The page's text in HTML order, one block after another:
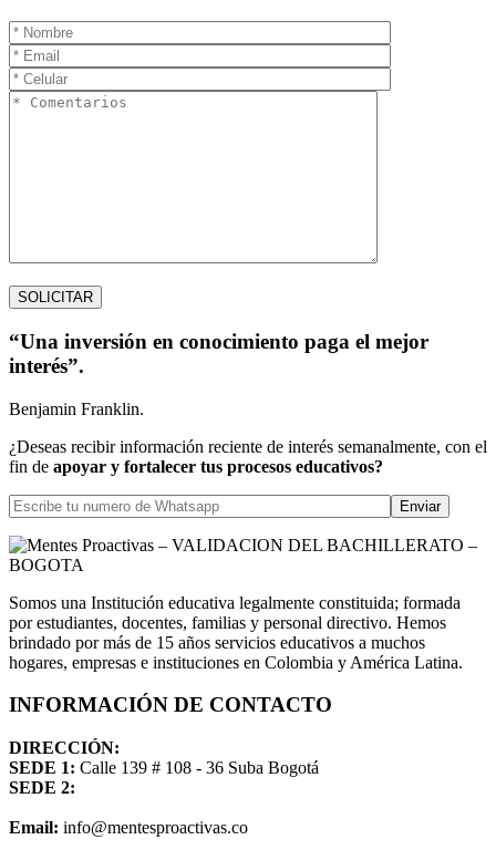
“Una inversión en conocimiento paga el mejor
interés”.
Benjamin Franklin.
¿Deseas recibir información reciente de interés semanalmente, con el
fin de apoyar y fortalecer tus procesos educativos?
Somos una Institución educativa legalmente constituida; formada
por estudiantes, docentes, familias y personal directivo. Hemos
brindado por más de 15 años servicios educativos a muchos
hogares, empresas e instituciones en Colombia y América Latina.
INFORMACIÓN DE CONTACTO
DIRECCIÓN:
SEDE 1: Calle 139 # 108 - 36 Suba Bogotá
SEDE 2:
Email: info@mentesproactivas.co